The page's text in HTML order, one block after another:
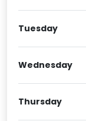
Tuesday
Wednesday
Thursday